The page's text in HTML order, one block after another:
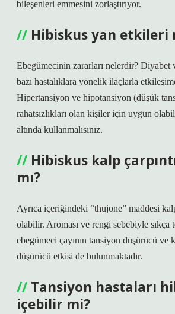
bileşenleri emmesini zorlaştırıyor.
Hibiskus yan etkileri
Ebegümecinin zararları nelerdir? Diyabet
bazı hastalıklara yönelik ilaçlarla
Hipertansiyon ve hipotansiyon (düşük
rahatsızlıkları olan kişiler için uygun
altında kullanmalısınız.
Hibiskus kalp
mı?
Ayrıca içeriğindeki “thujone” maddesi
olabilir. Aroması ve rengi sebebiyle sıkça
ebegümeci çayının tansiyon düşürücü ve
düşürücü etkisi de bulunmaktadır.
Tansiyon hastaları
içebilir mi?